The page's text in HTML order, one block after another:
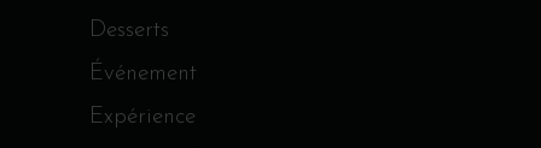
Desserts
Événement
Expérience